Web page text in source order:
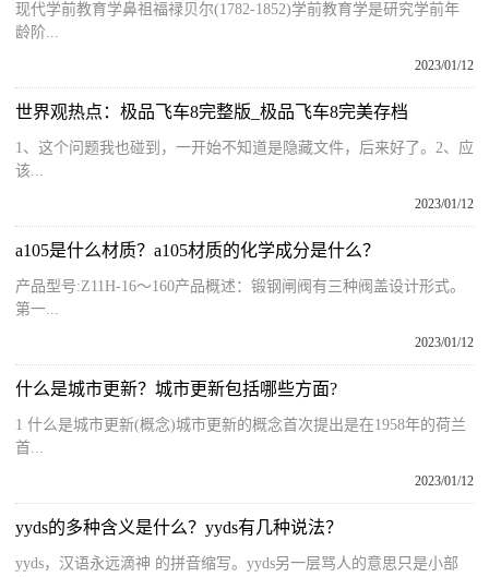
现代学前教育学鼻祖福禄贝尔(1782-1852)学前教育学是研究学前年
龄阶...
2023/01/12
世界观热点：极品飞车8完整版_极品飞车8完美存档
1、这个问题我也碰到，一开始不知道是隐藏文件，后来好了。2、应
该...
2023/01/12
a105是什么材质？a105材质的化学成分是什么？
产品型号:Z11H-16～160产品概述：锻钢闸阀有三种阀盖设计形式。
第一...
2023/01/12
什么是城市更新？城市更新包括哪些方面?
1 什么是城市更新(概念)城市更新的概念首次提出是在1958年的荷兰
首...
2023/01/12
yyds的多种含义是什么？yyds有几种说法？
yyds，汉语永远滴神 的拼音缩写。yyds另一层骂人的意思只是小部